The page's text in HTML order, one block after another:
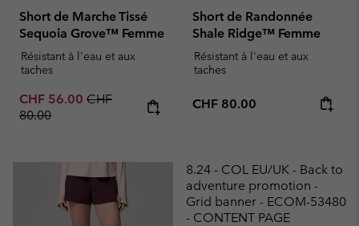
Short de Marche Tissé
Sequoia Grove™ Femme
Résistant à l'eau et aux
taches
Sale price:
CHF 56.00 Regular price:
CHF
80.00
Short de Randonnée
Shale Ridge™ Femme
Résistant à l'eau et aux
taches
Regular price:
CHF 80.00
8.24 - COL EU/UK - Back to
adventure promotion -
Grid banner - ECOM-53480
- CONTENT PAGE